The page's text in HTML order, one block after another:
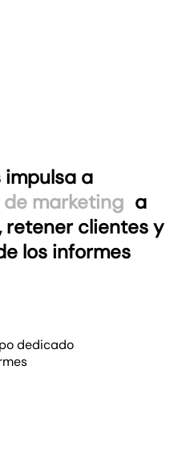
a
marketing a
retener clientes y
los informes
dedicado